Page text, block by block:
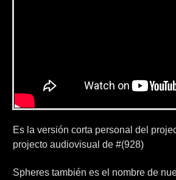
Es la versión corta personal del
projecto audiovisual de #(928)
Spheres también es el nombre de